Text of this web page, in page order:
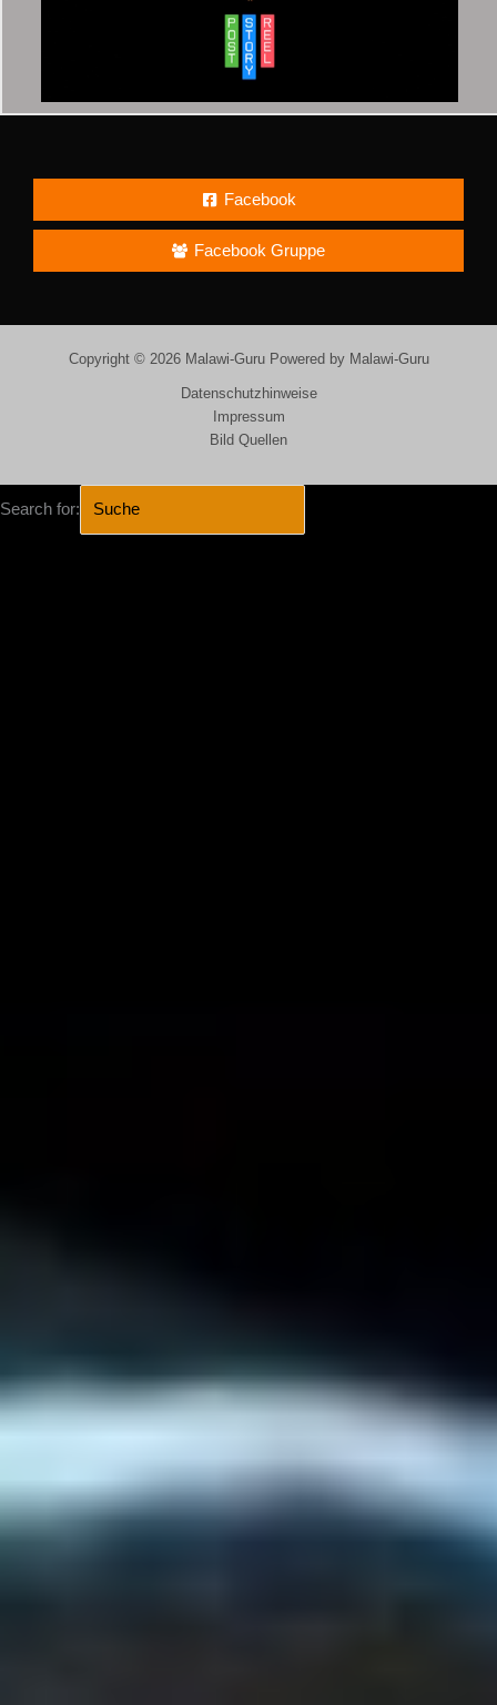
Facebook
Facebook Gruppe
Copyright © 2026 Malawi-Guru Powered by Malawi-Guru
Datenschutzhinweise
Impressum
Bild Quellen
Search for: